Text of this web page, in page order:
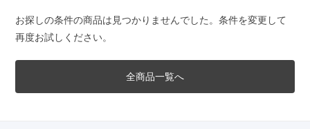
お探しの条件の商品は見つかりませんでした。条件を変更して
再度お試しください。
全商品一覧へ